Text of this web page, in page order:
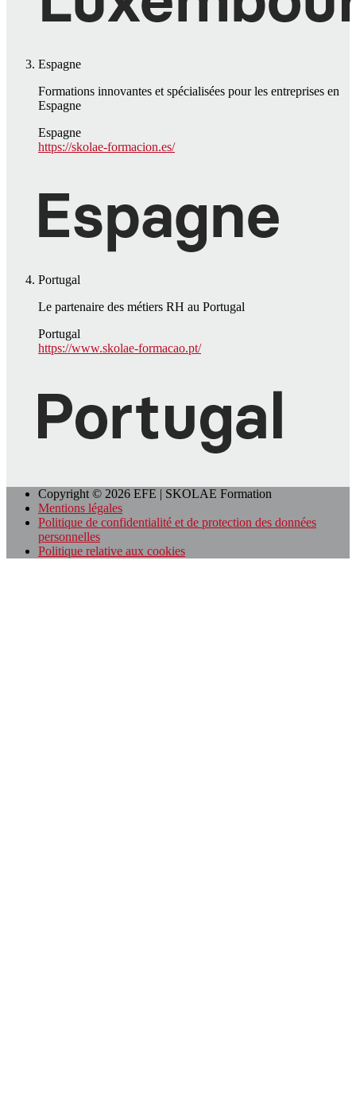
Espagne
Formations innovantes et spécialisées pour les entreprises en
Espagne
Espagne
https://skolae-formacion.es/
Portugal
Le partenaire des métiers RH au Portugal
Portugal
https://www.skolae-formacao.pt/
Copyright © 2026 EFE | SKOLAE Formation
Mentions légales
Politique de confidentialité et de protection des données
personnelles
Politique relative aux cookies